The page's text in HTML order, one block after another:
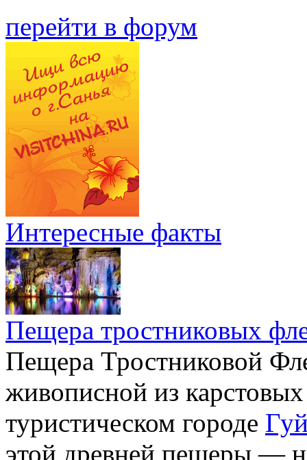
перейти в форум
Интересные факты
Пещера тростниковых
Пещера Тростниковой
живописной из
туристическом городе
этой древней пещеры —